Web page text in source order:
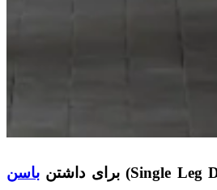
باسن